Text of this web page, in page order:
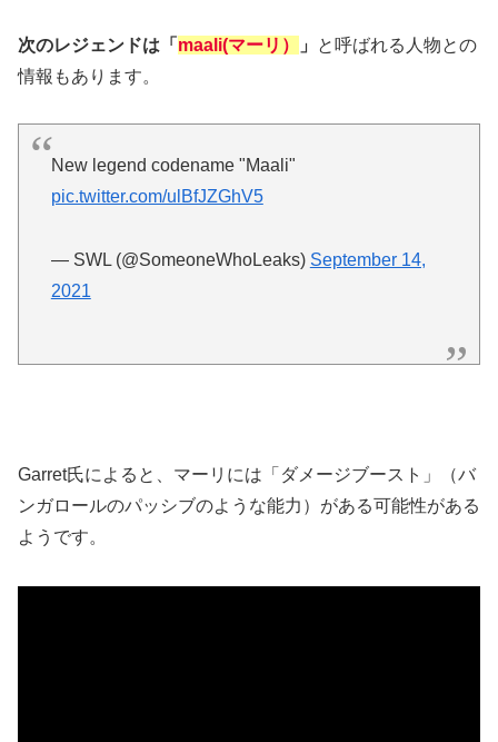
次のレジェンドは「 maali(マーリ） 」
と呼ばれる人物との
情報もあります。
New legend codename "Maali"
pic.twitter.com/ulBfJZGhV5
— SWL (@SomeoneWhoLeaks) September 14,
2021
Garret氏によると、マーリには「ダメージブースト」（バ
ンガロールのパッシブのような能力）がある可能性がある
ようです。